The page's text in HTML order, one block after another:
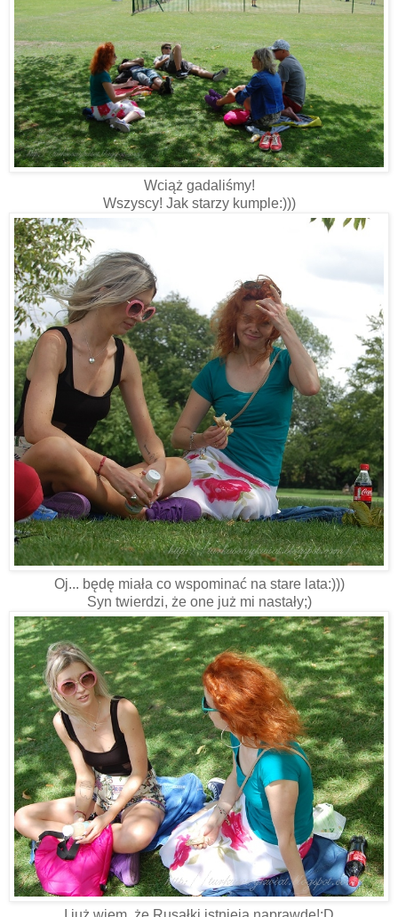
Wciąż gadaliśmy!
Wszyscy! Jak starzy kumple:)))
Oj... będę miała co wspominać na stare lata:)))
Syn twierdzi, że one już mi nastały;)